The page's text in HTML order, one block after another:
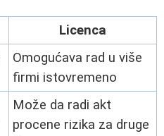
Licenca
Omogućava rad u više
firmi istovremeno
Može da radi akt
procene rizika za druge